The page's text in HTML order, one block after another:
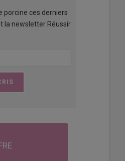
porcine ces derniers
la newsletter Réussir